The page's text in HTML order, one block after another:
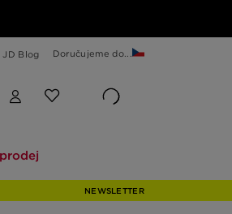
JD Blog Doručujeme do...
NEWSLETTER